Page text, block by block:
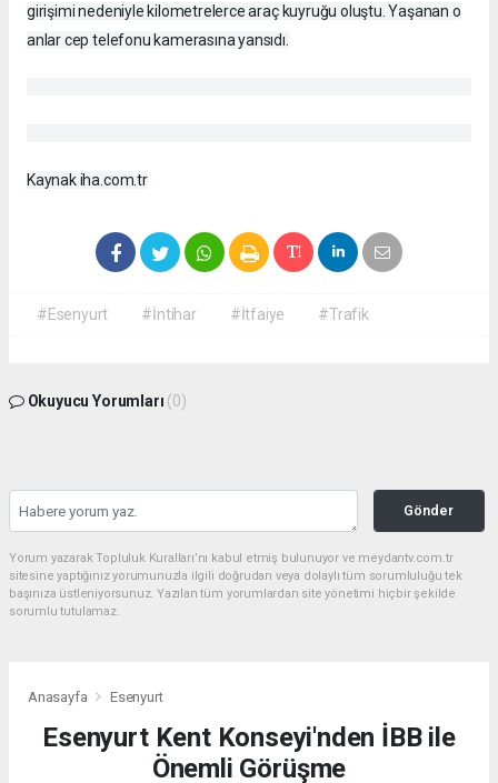
girişimi nedeniyle kilometrelerce araç kuyruğu oluştu. Yaşanan o
anlar cep telefonu kamerasına yansıdı.
Kaynak iha.com.tr
#Esenyurt #İntihar #İtfaiye #Trafik
Okuyucu Yorumları (0)
Gönder
Yorum yazarak Topluluk Kuralları’nı kabul etmiş bulunuyor ve meydantv.com.tr
sitesine yaptığınız yorumunuzla ilgili doğrudan veya dolaylı tüm sorumluluğu tek
başınıza üstleniyorsunuz. Yazılan tüm yorumlardan site yönetimi hiçbir şekilde
sorumlu tutulamaz.
Anasayfa Esenyurt
Esenyurt Kent Konseyi'nden İBB ile
Önemli Görüşme